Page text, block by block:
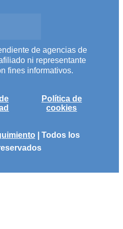
de agencias de
ni representante
fines informativos.
Política de
cookies
| Todos los